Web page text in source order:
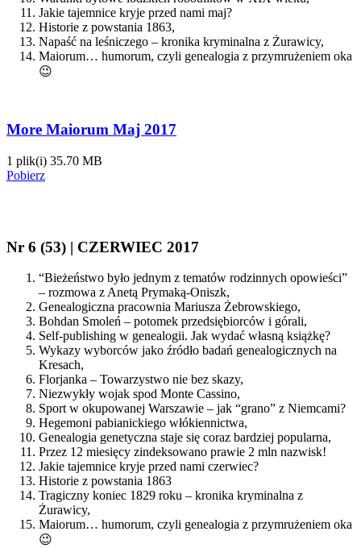
Jakie tajemnice kryje przed nami maj?
Historie z powstania 1863,
Napaść na leśniczego – kronika kryminalna z Żurawicy,
Maiorum… humorum, czyli genealogia z przymrużeniem oka
😉
More Maiorum Maj 2017
1 plik(i) 35.70 MB
Pobierz
Nr 6 (53) | CZERWIEC 2017
“Bieżeństwo było jednym z tematów rodzinnych opowieści”
– rozmowa z Anetą Prymaką-Oniszk,
Genealogiczna pracownia Mariusza Żebrowskiego,
Bohdan Smoleń – potomek przedsiębiorców i górali,
Self-publishing w genealogii. Jak wydać własną książkę?
Wykazy wyborców jako źródło badań genealogicznych na
Kresach,
Florjanka – Towarzystwo nie bez skazy,
Niezwykły wojak spod Monte Cassino,
Sport w okupowanej Warszawie – jak “grano” z Niemcami?
Hegemoni pabianickiego włókiennictwa,
Genealogia genetyczna staje się coraz bardziej popularna,
Przez 12 miesięcy zindeksowano prawie 2 mln nazwisk!
Jakie tajemnice kryje przed nami czerwiec?
Historie z powstania 1863
Tragiczny koniec 1829 roku – kronika kryminalna z
Żurawicy,
Maiorum… humorum, czyli genealogia z przymrużeniem oka
😉